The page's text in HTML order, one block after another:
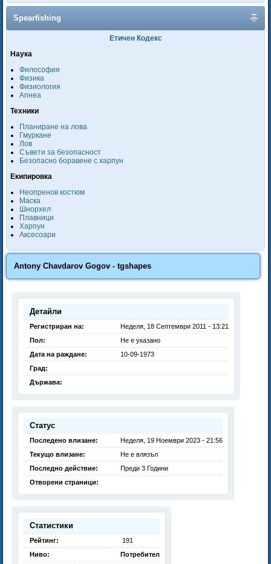
Spearfishing
Етичен Кодекс
Наука
Философия
Физика
Физиология
Апнеа
Техники
Планиране на лова
Гмуркане
Лов
Съвети за безопасност
Безопасно боравене с харпун
Екипировка
Неопренов костюм
Маска
Шнорхел
Плавници
Харпун
Аксесоари
Antony Chavdarov Gogov - tgshapes
Детайли
Регистриран на:
Неделя, 18 Септември 2011 - 13:21
Пол:
Не е указано
Дата на раждане:
10-09-1973
Град:
Държава:
Статус
Последено влизане:
Неделя, 19 Ноември 2023 - 21:56
Текущо влизане:
Не е влязъл
Последно действие:
Преди 3 Години
Отворени страници:
Статистики
Рейтинг:
191
Ниво:
Потребител